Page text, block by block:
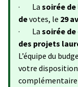
· La soirée
devotes, le 29
· La soirée
des projets
L’équipe du
votre
complémentaire